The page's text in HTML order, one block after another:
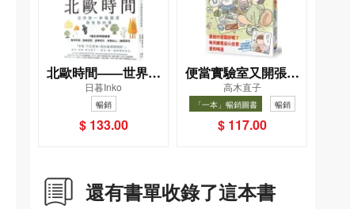
北歐時間——世界第
一幸福國度教會我的
事
日暮Inko
暢銷
$ 133.00
便當實驗室又開張了
——日日和特別日的
菜單挑戰記
高木直子
「一本」暢銷圖書 暢銷
$ 117.00
還有書單收錄了這本書